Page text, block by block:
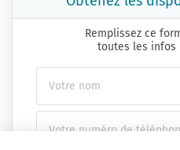
Remplissez ce
toutes les infos